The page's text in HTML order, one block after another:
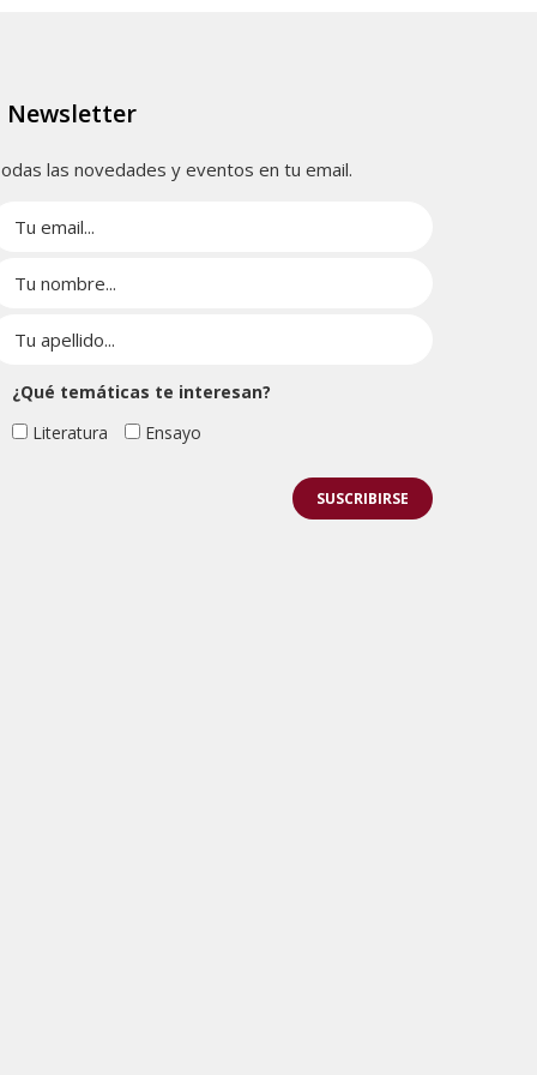
Newsletter
las novedades y eventos en tu email.
¿Qué temáticas te interesan?
Literatura
Ensayo